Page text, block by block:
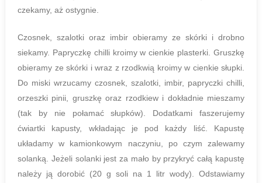
czekamy, aż ostygnie.
Czosnek, szalotki oraz imbir obieramy ze skórki i drobno
siekamy. Papryczkę chilli kroimy w cienkie plasterki. Gruszkę
obieramy ze skórki i wraz z rzodkwią kroimy w cienkie słupki.
Do miski wrzucamy czosnek, szalotki, imbir, papryczki chilli,
orzeszki pinii, gruszkę oraz rzodkiew i dokładnie mieszamy
(tak by nie połamać słupków). Dodatkami faszerujemy
ćwiartki kapusty, wkładając je pod każdy liść. Kapustę
układamy w kamionkowym naczyniu, po czym zalewamy
solanką. Jeżeli solanki jest za mało by przykryć całą kapustę
należy ją dorobić (20 g soli na 1 litr wody). Odstawiamy